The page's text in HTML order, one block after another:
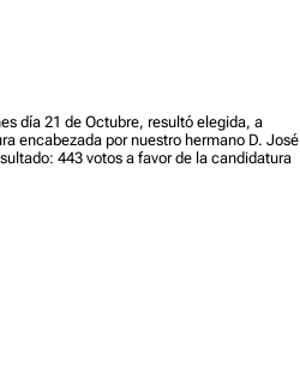
día 21 de Octubre, resultó elegida, a
encabezada por nuestro hermano D. José
443 votos a favor de la candidatura